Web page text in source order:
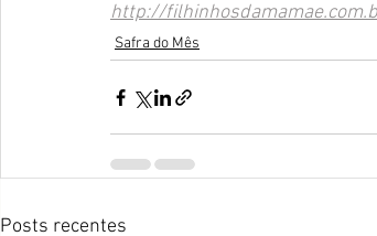
http://
Safra do Mês
Posts recentes